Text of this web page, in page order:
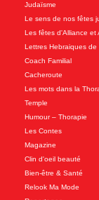
Judaïsme
Le sens de nos fêtes
Les fêtes d'Alliance et
Lettres Hebraiques de
Coach Familial
Cacheroute
Les mots dans la
Temple
Humour – Thorapie
Les Contes
Magazine
Clin d'oeil beauté
Bien-être & Santé
Relook Ma Mode